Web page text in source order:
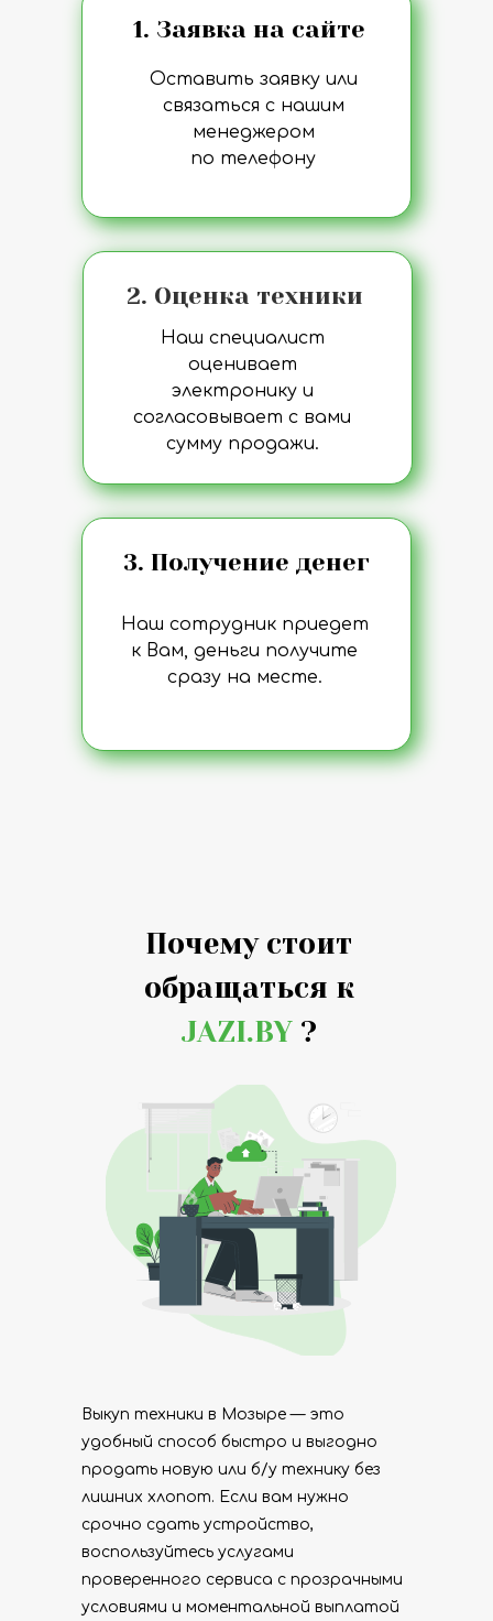
1. Заявка на сайте
Оставить заявку или
связаться с нашим
менеджером
по телефону
2. Оценка техники
Наш специалист
оценивает
электронику и
согласовывает с вами
сумму продажи.
3. Получение денег
Наш сотрудник приедет
к Вам, деньги получите
сразу на месте.
Почему стоит
обращаться к
JAZI.BY ?
Выкуп техники в Мозыре — это
удобный способ быстро и выгодно
продать новую или б/у технику без
лишних хлопот. Если вам нужно
срочно сдать устройство,
воспользуйтесь услугами
проверенного сервиса с прозрачными
условиями и моментальной выплатой